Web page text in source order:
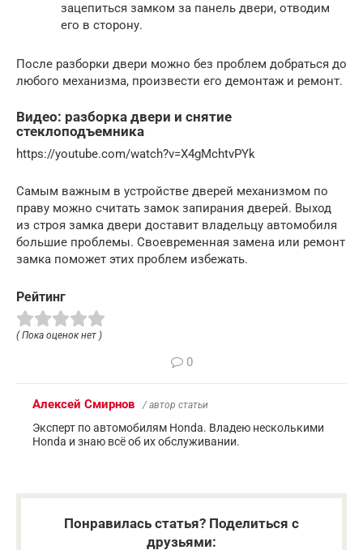
зацепиться замком за панель двери, отводим
его в сторону.
После разборки двери можно без проблем добраться до
любого механизма, произвести его демонтаж и ремонт.
Видео: разборка двери и снятие
стеклоподъемника
https://youtube.com/watch?v=X4gMchtvPYk
Самым важным в устройстве дверей механизмом по
праву можно считать замок запирания дверей. Выход
из строя замка двери доставит владельцу автомобиля
большие проблемы. Своевременная замена или ремонт
замка поможет этих проблем избежать.
Рейтинг
( Пока оценок нет )
0
Алексей Смирнов / автор статьи
Эксперт по автомобилям Honda. Владею несколькими
Honda и знаю всё об их обслуживании.
Понравилась статья? Поделиться с
друзьями: